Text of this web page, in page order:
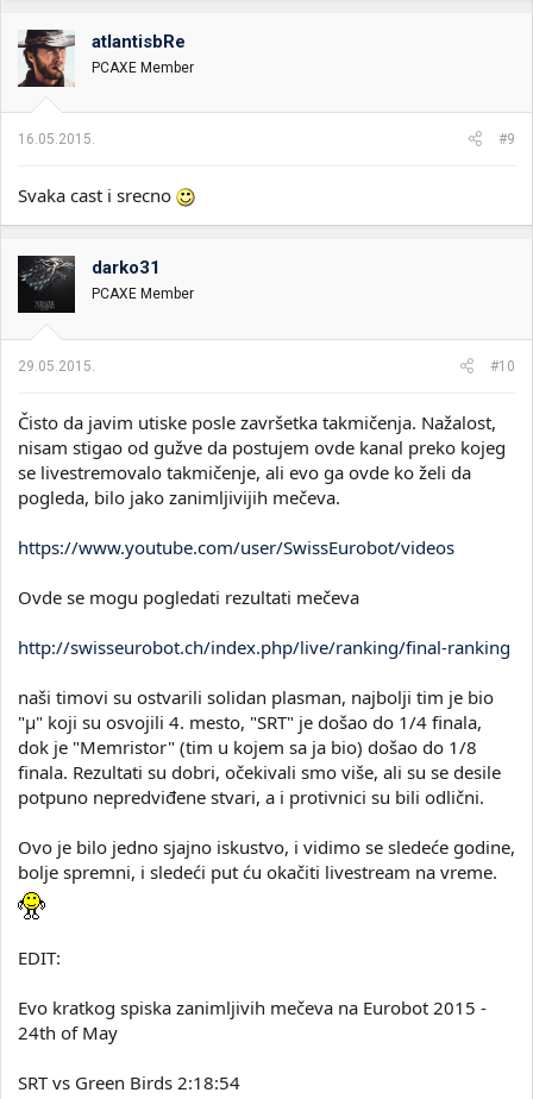
atlantisbRe
PCAXE Member
16.05.2015. #9
Svaka cast i srecno
darko31
PCAXE Member
29.05.2015. #10
Čisto da javim utiske posle završetka takmičenja. Nažalost,
nisam stigao od gužve da postujem ovde kanal preko kojeg
se livestremovalo takmičenje, ali evo ga ovde ko želi da
pogleda, bilo jako zanimljivijih mečeva.
https://www.youtube.com/user/SwissEurobot/videos
Ovde se mogu pogledati rezultati mečeva
http://swisseurobot.ch/index.php/live/ranking/final-ranking
naši timovi su ostvarili solidan plasman, najbolji tim je bio
"µ" koji su osvojili 4. mesto, "SRT" je došao do 1/4 finala,
dok je "Memristor" (tim u kojem sa ja bio) došao do 1/8
finala. Rezultati su dobri, očekivali smo više, ali su se desile
potpuno nepredviđene stvari, a i protivnici su bili odlični.
Ovo je bilo jedno sjajno iskustvo, i vidimo se sledeće godine,
bolje spremni, i sledeći put ću okačiti livestream na vreme.
EDIT:
Evo kratkog spiska zanimljivih mečeva na Eurobot 2015 -
24th of May
SRT vs Green Birds 2:18:54